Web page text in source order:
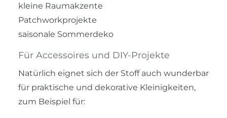
kleine Raumakzente
Patchworkprojekte
saisonale Sommerdeko
Für Accessoires und DIY-Projekte
Natürlich eignet sich der Stoff auch wunderbar
für praktische und dekorative Kleinigkeiten,
zum Beispiel für: